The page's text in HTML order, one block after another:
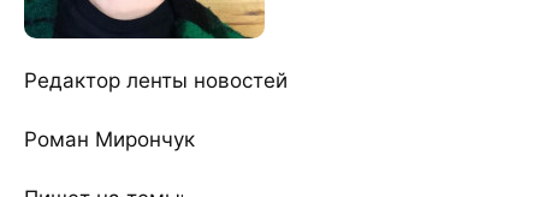
Редактор ленты новостей
Роман Мирончук